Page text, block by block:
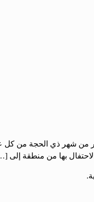
شهر ذي الحجة من كل
بها من منطقة إلى